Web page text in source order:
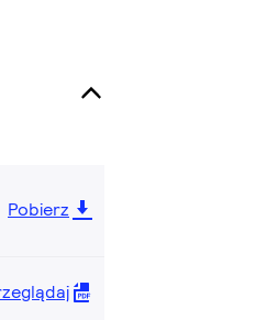
Pobierz